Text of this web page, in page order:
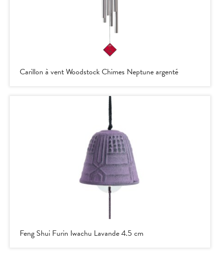
Carillon à vent Woodstock Chimes Neptune argenté
Feng Shui Furin Iwachu Lavande 4.5 cm